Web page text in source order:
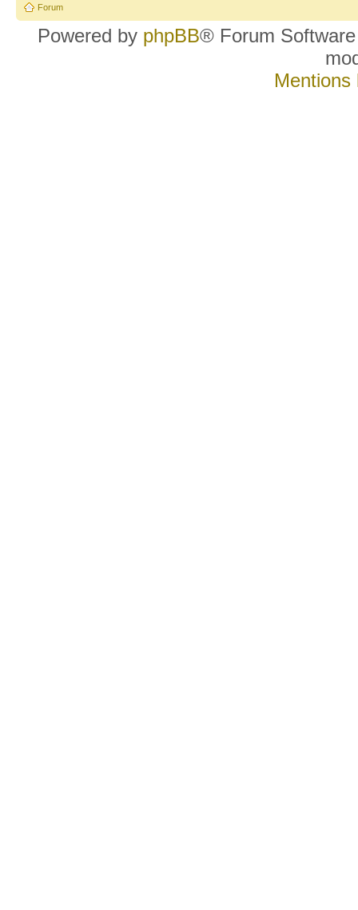
Forum
Powered by phpBB® Forum
Mentions